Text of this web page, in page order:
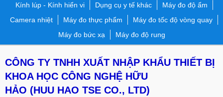
Kính lúp - Kính hiển vi
Dụng cụ y tế khác
Máy đo độ ẩm
Camera nhiệt
Máy đo thực phẩm
Máy đo tốc độ vòng quay
Máy đo bức xạ
Máy đo độ rung
CÔNG TY TNHH XUẤT NHẬP KHẨU THIẾT BỊ
KHOA HỌC CÔNG NGHỆ HỮU
HẢO (HUU HAO TSE CO., LTD)